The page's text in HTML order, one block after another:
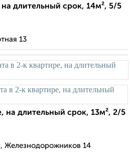
длительный срок, 14м², 5/5
13
на длительный срок, 13м², 2/5
Железнодорожников 14